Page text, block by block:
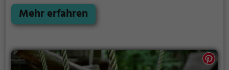
Erdboden erwartet dich eine Welt voller Abenteuer
und Erlebnis. Der Kletterpark Cuxhaven bietet
jede Menge Platz für Sport und Spaß.
Mehr erfahren